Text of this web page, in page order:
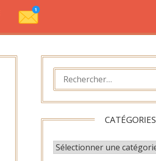
RECHERCHER :
CATÉGORIES
CATÉGORIES